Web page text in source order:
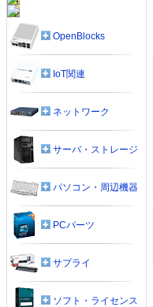
OpenBlocks
IoT関連
ネットワーク
サーバ・ストレージ
パソコン・周辺機器
PCパーツ
サプライ
ソフト・ライセンス